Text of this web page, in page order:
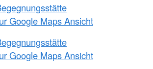
Google Maps Ansicht
Google Maps Ansicht